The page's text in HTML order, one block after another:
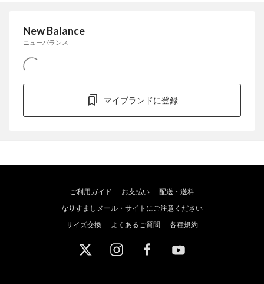
New Balance
ニューバランス
マイブランドに登録
ご利用ガイド お支払い
配送・送料
なりすましメール・サイトにご注意ください
サイズ交換
よくあるご質問 各種規約